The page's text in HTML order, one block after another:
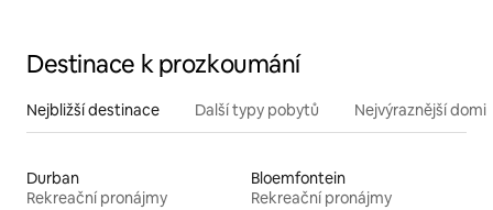
Destinace k prozkoumání
Nejbližší destinace Další typy pobytů Nejvýraznější
Durban
Rekreační pronájmy
Bloemfontein
Rekreační pronájmy